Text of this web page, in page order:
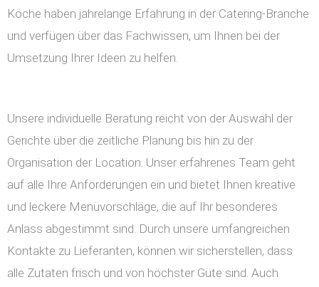
Köche haben jahrelange Erfahrung in der Catering-Branche
und verfügen über das Fachwissen, um Ihnen bei der
Umsetzung Ihrer Ideen zu helfen.
Unsere individuelle Beratung reicht von der Auswahl der
Gerichte über die zeitliche Planung bis hin zu der
Organisation der Location. Unser erfahrenes Team geht
auf alle Ihre Anforderungen ein und bietet Ihnen kreative
und leckere Menüvorschläge, die auf Ihr besonderes
Anlass abgestimmt sind. Durch unsere umfangreichen
Kontakte zu Lieferanten, können wir sicherstellen, dass
alle Zutaten frisch und von höchster Güte sind. Auch